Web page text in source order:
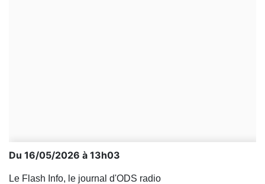
Du 16/05/2026 à 13h03
Le Flash Info, le journal d'ODS radio